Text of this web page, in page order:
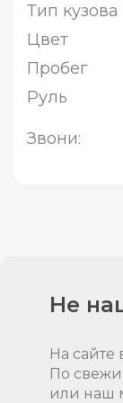
Тип кузова
Цвет
Пробег
Руль
Звони:
Не
На сайте
По
или наш